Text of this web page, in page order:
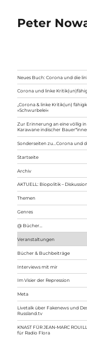
Peter
Neues Buch: Corona und die
Corona und linke
„Corona & linke Kritik(un)
»Schwurbelei«
Zur Erinnerung an eine völlig
Karawane indischer
Sonderseiten zu…Corona und
Startseite
Archiv
AKTUELL: Biopolitik –
Themen
Genres
@ Bücher…
Veranstaltungen
Bücher & Buchbeiträge
Interviews mit mir
Im Visier der Repression
Meta
Livetalk über Fakenews und
Russland.tv
KNAST FÜR JEAN-MARC
für Radio Flora